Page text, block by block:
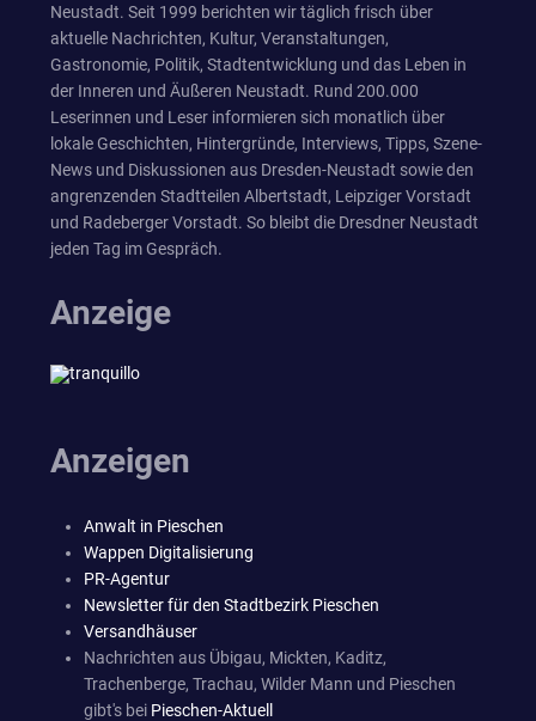
Neustadt. Seit 1999 berichten wir täglich frisch über
aktuelle Nachrichten, Kultur, Veranstaltungen,
Gastronomie, Politik, Stadtentwicklung und das Leben in
der Inneren und Äußeren Neustadt. Rund 200.000
Leserinnen und Leser informieren sich monatlich über
lokale Geschichten, Hintergründe, Interviews, Tipps, Szene-
News und Diskussionen aus Dresden-Neustadt sowie den
angrenzenden Stadtteilen Albertstadt, Leipziger Vorstadt
und Radeberger Vorstadt. So bleibt die Dresdner Neustadt
jeden Tag im Gespräch.
Anzeige
Anzeigen
Anwalt in Pieschen
Wappen Digitalisierung
PR-Agentur
Newsletter für den Stadtbezirk Pieschen
Versandhäuser
Nachrichten aus Übigau, Mickten, Kaditz,
Trachenberge, Trachau, Wilder Mann und Pieschen
gibt's bei Pieschen-Aktuell